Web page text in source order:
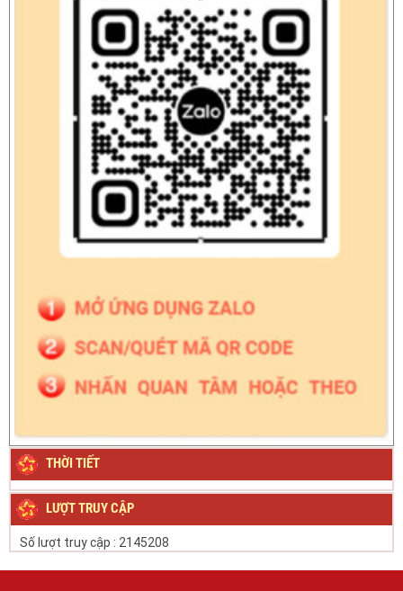
THỜI TIẾT
LƯỢT TRUY CẬP
Số lượt truy cập : 2145208